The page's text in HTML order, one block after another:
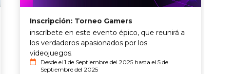
Inscripción: Torneo Gamers
inscríbete en este evento épico, que reunirá a
los verdaderos apasionados por los
videojuegos.
Desde el 1 de Septiembre del 2025 hasta el 5 de
Septiembre del 2025